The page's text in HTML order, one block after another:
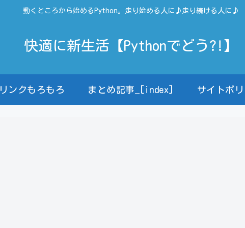
動くところから始めるPython。走り始める人に♪走り続ける人に♪
快適に新生活【Pythonでどう?!】
リンクもろもろ まとめ記事_[index] サイトポ